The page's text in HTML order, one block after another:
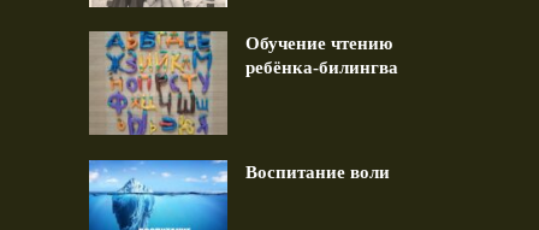
Обучение чтению
ребёнка-билингва
Воспитание воли